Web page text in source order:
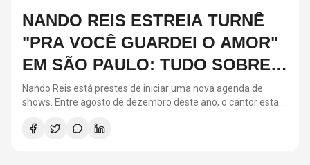
O QUE FAZER NESSE FINAL DE
SEMANA EM SÃO PAULO? (08 E
09/08)
São Paulo recebe uma programação variada neste fim de
semana, com opções de cinema, teatro, musicais,
sessão especial de Homem com H na Cinemateca Brasileira,